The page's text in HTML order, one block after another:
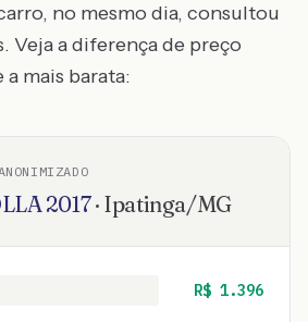
no mesmo dia, consultou
Veja a diferença de preço
a mais barata:
2017· Ipatinga/MG
R$ 1.396